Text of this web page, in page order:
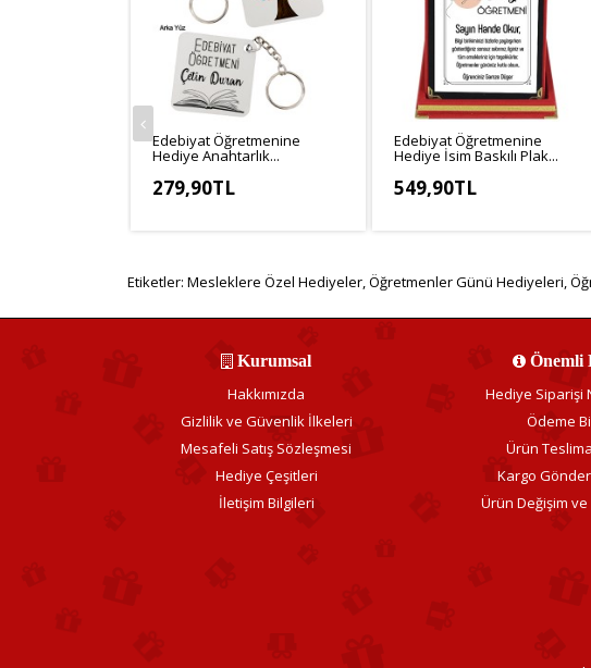
Edebiyat Öğretmenine
Hediye Anahtarlık...
279,90TL
Edebiyat Öğretmenine
Hediye İsim Baskılı Plak...
549,90TL
Etiketler: Mesleklere Özel Hediyeler,Öğretmenler Günü Hediyeleri,
Kurumsal
Hakkımızda
Gizlilik ve Güvenlik İlkeleri
Mesafeli Satış Sözleşmesi
Hediye Çeşitleri
İletişim Bilgileri
Önemli
Hediye Siparişi
Ödeme
Ürün
Kargo
Ürün Değişim